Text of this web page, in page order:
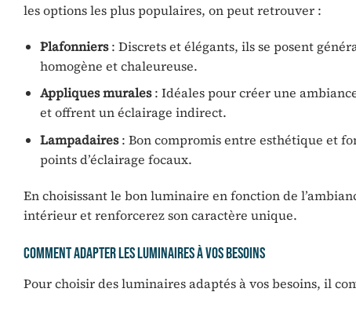
les options les plus populaires, on peut retrouver :
Plafonniers: Discrets et élégants, ils se posent
homogène et chaleureuse.
Appliques murales: Idéales pour créer une
et offrent un éclairage indirect.
Lampadaires: Bon compromis entre esthétique et
points d’éclairage focaux.
En choisissant le bon luminaire en fonction de
intérieur et renforcerez son caractère unique.
Comment Adapter les Luminaires à vos Besoins
Pour choisir des luminaires adaptés à vos besoins, il